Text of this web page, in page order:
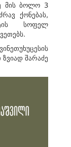
მის ბოლო 3
ქონებას,
სოფელ
ზვიად შარაძე